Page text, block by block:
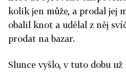
kolik jen může, a prodal jej
obalil knot a udělal z něj
prodat na bazar.
Slunce vyšlo, v tuto dobu